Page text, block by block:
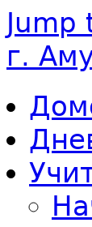
Jump
г.